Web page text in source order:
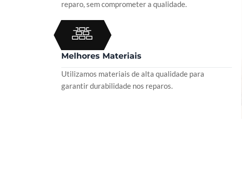
reparo, sem comprometer a qualidade.
Melhores Materiais
Utilizamos materiais de alta qualidade para
garantir durabilidade nos reparos.